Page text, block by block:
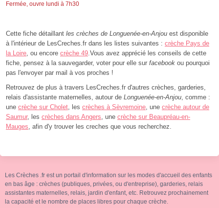
Fermée, ouvre lundi à 7h30
Cette fiche détaillant les crèches de Longuenée-en-Anjou est disponible
à l'intérieur de LesCreches.fr dans les listes suivantes : crèche Pays de
la Loire, ou encore crèche 49.Vous avez apprécié les conseils de cette
fiche, pensez à la sauvegarder, voter pour elle sur facebook ou pourquoi
pas l'envoyer par mail à vos proches !
Retrouvez de plus à travers LesCreches.fr d'autres crèches, garderies,
relais d'assistante maternelles, autour de Longuenée-en-Anjou, comme :
une crèche sur Cholet, les crèches à Sèvremoine, une crèche autour de
Saumur, les crèches dans Angers, une crèche sur Beaupréau-en-
Mauges, afin d'y trouver les creches que vous recherchez.
Les Crèches .fr est un portail d'information sur les modes d'accueil des enfants
en bas âge : crèches (publiques, privées, ou d'entreprise), garderies, relais
assistantes maternelles, relais, jardin d'enfant, etc. Retrouvez prochainement
la capacité et le nombre de places libres pour chaque crèche.